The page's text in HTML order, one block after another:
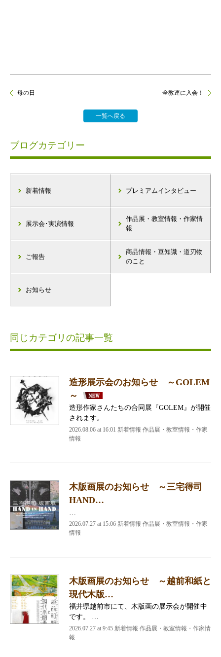
母の日
一覧へ戻る
全教連に入会！
ブログカテゴリー
新着情報 プレミアムインタビュー
展示会･実演情報
作品展・教室情報・作家情
報
ご報告
商品情報・豆知識・道刃物
のこと
お知らせ
同じカテゴリの記事一覧
造形展示会のお知らせ ～GOLEM
～
造形作家さんたちの合同展『GOLEM』が開催
されます。 …
2026.08.06 at 16:01 新着情報 作品展・教室情報・作家
情報
木版画展のお知らせ ～三宅得司
HAND…
2026.07.27 at 15:06 新着情報 作品展・教室情報・作家
情報
木版画展のお知らせ ～越前和紙と
現代木版…
福井県越前市にて、木版画の展示会が開催中
です。 …
2026.07.27 at 9:45 新着情報 作品展・教室情報・作家情
報